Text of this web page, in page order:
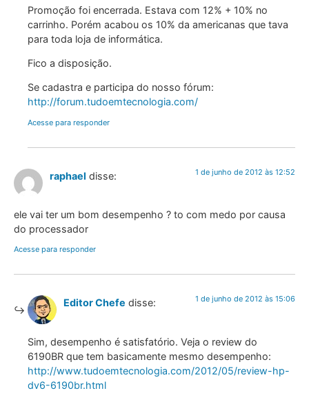
Promoção foi encerrada. Estava com 12% + 10% no
carrinho. Porém acabou os 10% da americanas que tava
para toda loja de informática.
Fico a disposição.
Se cadastra e participa do nosso fórum:
http://forum.tudoemtecnologia.com/
Acesse para responder
raphael disse: 1 de junho de 2012 às 12:52
ele vai ter um bom desempenho ? to com medo por causa
do processador
Acesse para responder
Editor Chefe disse: 1 de junho de 2012 às 15:06
Sim, desempenho é satisfatório. Veja o review do
6190BR que tem basicamente mesmo desempenho:
http://www.tudoemtecnologia.com/2012/05/review-hp-
dv6-6190br.html